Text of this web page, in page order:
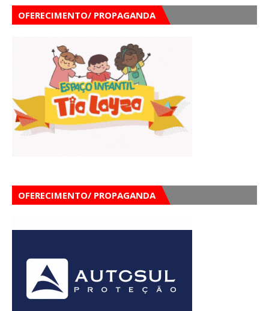
OFERECIMENTO/ PROPAGANDA
OFERECIMENTO/ PROPAGANDA